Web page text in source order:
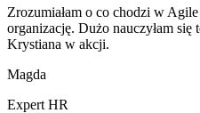
Zrozumiałam o co chodzi w
organizację. Dużo nauczyłam się
Krystiana w akcji.
Magda
Expert HR